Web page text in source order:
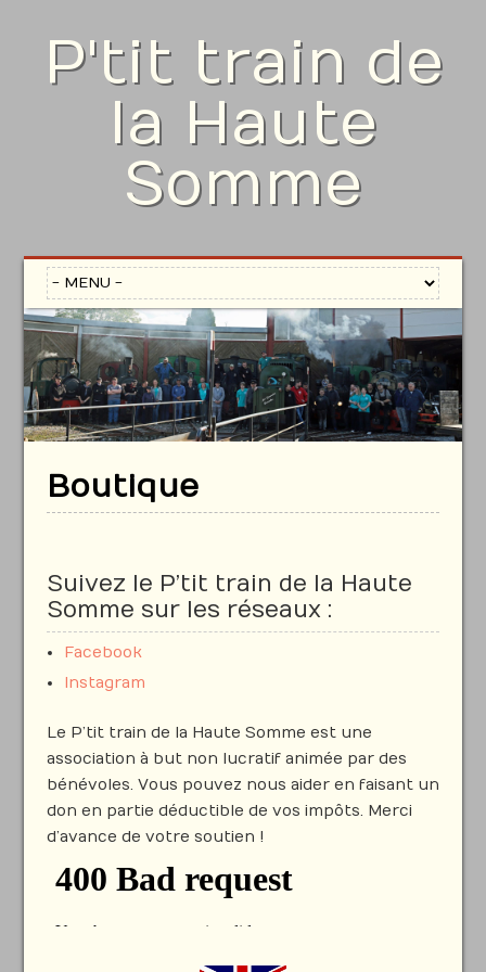
P'tit train de
la Haute
Somme
Boutique
Suivez le P’tit train de la Haute
Somme sur les réseaux :
Facebook
Instagram
Le P’tit train de la Haute Somme est une
association à but non lucratif animée par des
bénévoles. Vous pouvez nous aider en faisant un
don en partie déductible de vos impôts. Merci
d’avance de votre soutien !